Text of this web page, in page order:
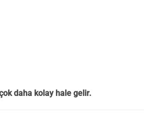
daha kolay hale gelir.